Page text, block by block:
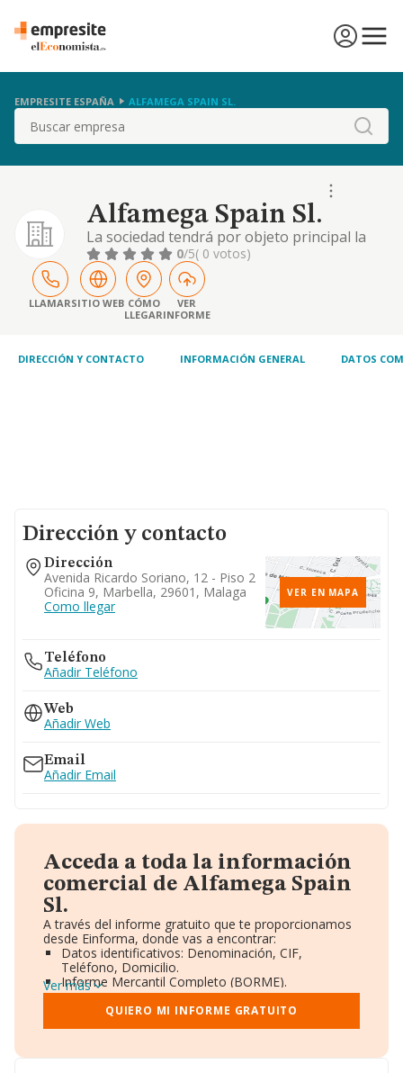
EMPRESITE ESPAÑA ALFAMEGA SPAIN SL.
Buscar
Alfamega Spain Sl.
La sociedad tendrá por objeto principal la
siguiente actividad cuyo c.n.a.e. se indica:
68.10 compraventa de bienes inmobiliarios
por cuenta propia. podrá desarrollar
además las siguientes actividades: 41.10
promoción inmobiliaria. 43.12 preparación
inmobiliario
0/5( 0 votos)
LLAMARSITIO WEB CÓMO
LLEGAR
VER
INFORME
DIRECCIÓN Y CONTACTO INFORMACIÓN GENERAL DATOS
Dirección y contacto
Dirección
Avenida Ricardo Soriano, 12 - Piso 2
Oficina 9, Marbella, 29601, Malaga
Como llegar
VER EN MAPA
Teléfono
Añadir Teléfono
Web
Añadir Web
Email
Añadir Email
Acceda a toda la información
comercial de Alfamega Spain
Sl.
A través del informe gratuito que te proporcionamos
desde Einforma, donde vas a encontrar:
Datos identificativos: Denominación, CIF,
Teléfono, Domicilio.
Informe Mercantil Completo (BORME).
Gráficos de Evolución Ventas y Empleados.
Consejo de Administración y Administradores.
Directivos y Ejecutivos.
Ver más
QUIERO MI INFORME GRATUITO